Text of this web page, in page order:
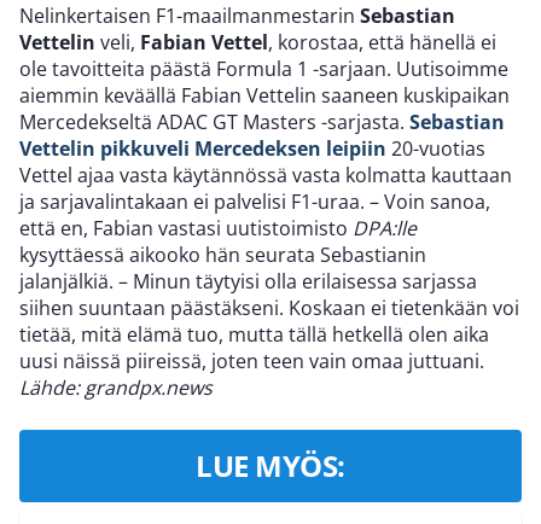
Nelinkertaisen F1-maailmanmestarin Sebastian
Vettelin veli, Fabian Vettel, korostaa, että hänellä ei
ole tavoitteita päästä Formula 1 -sarjaan. Uutisoimme
aiemmin keväällä Fabian Vettelin saaneen kuskipaikan
Mercedekseltä ADAC GT Masters -sarjasta. Sebastian
Vettelin pikkuveli Mercedeksen leipiin 20-vuotias
Vettel ajaa vasta käytännössä vasta kolmatta kauttaan
ja sarjavalintakaan ei palvelisi F1-uraa. – Voin sanoa,
että en, Fabian vastasi uutistoimisto DPA:lle
kysyttäessä aikooko hän seurata Sebastianin
jalanjälkiä. – Minun täytyisi olla erilaisessa sarjassa
siihen suuntaan päästäkseni. Koskaan ei tietenkään voi
tietää, mitä elämä tuo, mutta tällä hetkellä olen aika
uusi näissä piireissä, joten teen vain omaa juttuani.
Lähde: grandpx.news
LUE MYÖS: